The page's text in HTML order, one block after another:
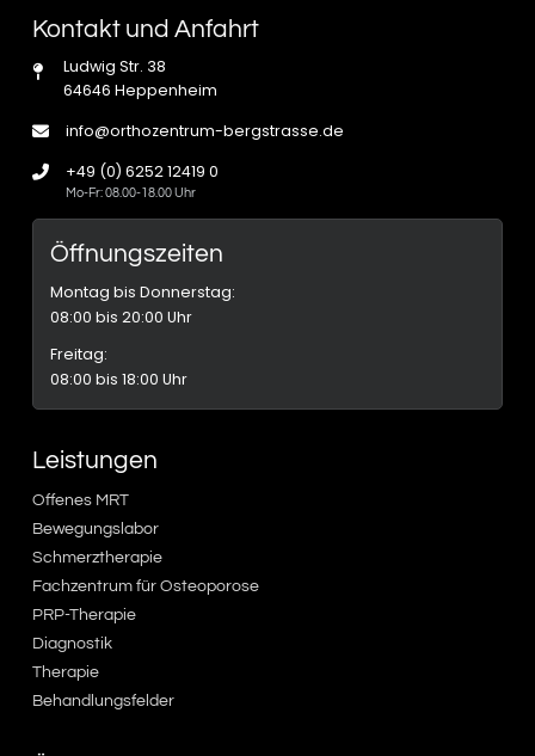
Kontakt und Anfahrt
Ludwig Str. 38
64646 Heppenheim
info@orthozentrum-bergstrasse.de
+49 (0) 6252 12419 0
Mo-Fr: 08.00-18.00 Uhr
Öffnungszeiten
Montag bis Donnerstag:
08:00 bis 20:00 Uhr
Freitag:
08:00 bis 18:00 Uhr
Leistungen
Offenes MRT
Bewegungslabor
Schmerztherapie
Fachzentrum für Osteoporose
PRP-Therapie
Diagnostik
Therapie
Behandlungsfelder